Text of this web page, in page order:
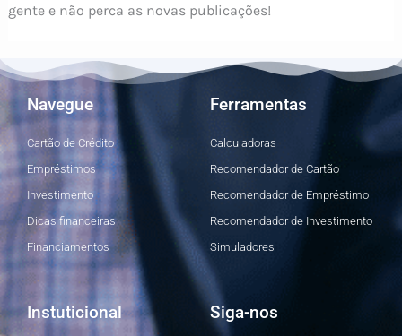
gente e não perca as novas publicações!
Navegue
Cartão de Crédito
Empréstimos
Investimento
Dicas financeiras
Financiamentos
Ferramentas
Calculadoras
Recomendador de Cartão
Recomendador de Empréstimo
Recomendador de Investimento
Simuladores
Instuticional Siga-nos